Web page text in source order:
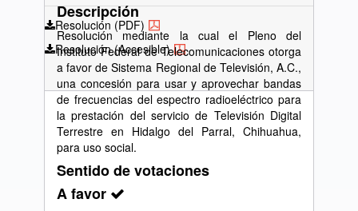
Resolución (PDF)
Resolución (Accesible)
Descripción
Resolución mediante la cual el Pleno del
Instituto Federal de Telecomunicaciones otorga
a favor de Sistema Regional de Televisión, A.C.,
una concesión para usar y aprovechar bandas
de frecuencias del espectro radioeléctrico para
la prestación del servicio de Televisión Digital
Terrestre en Hidalgo del Parral, Chihuahua,
para uso social.
Sentido de votaciones
A favor